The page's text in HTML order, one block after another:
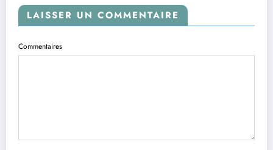
LAISSER UN COMMENTAIRE
Commentaires